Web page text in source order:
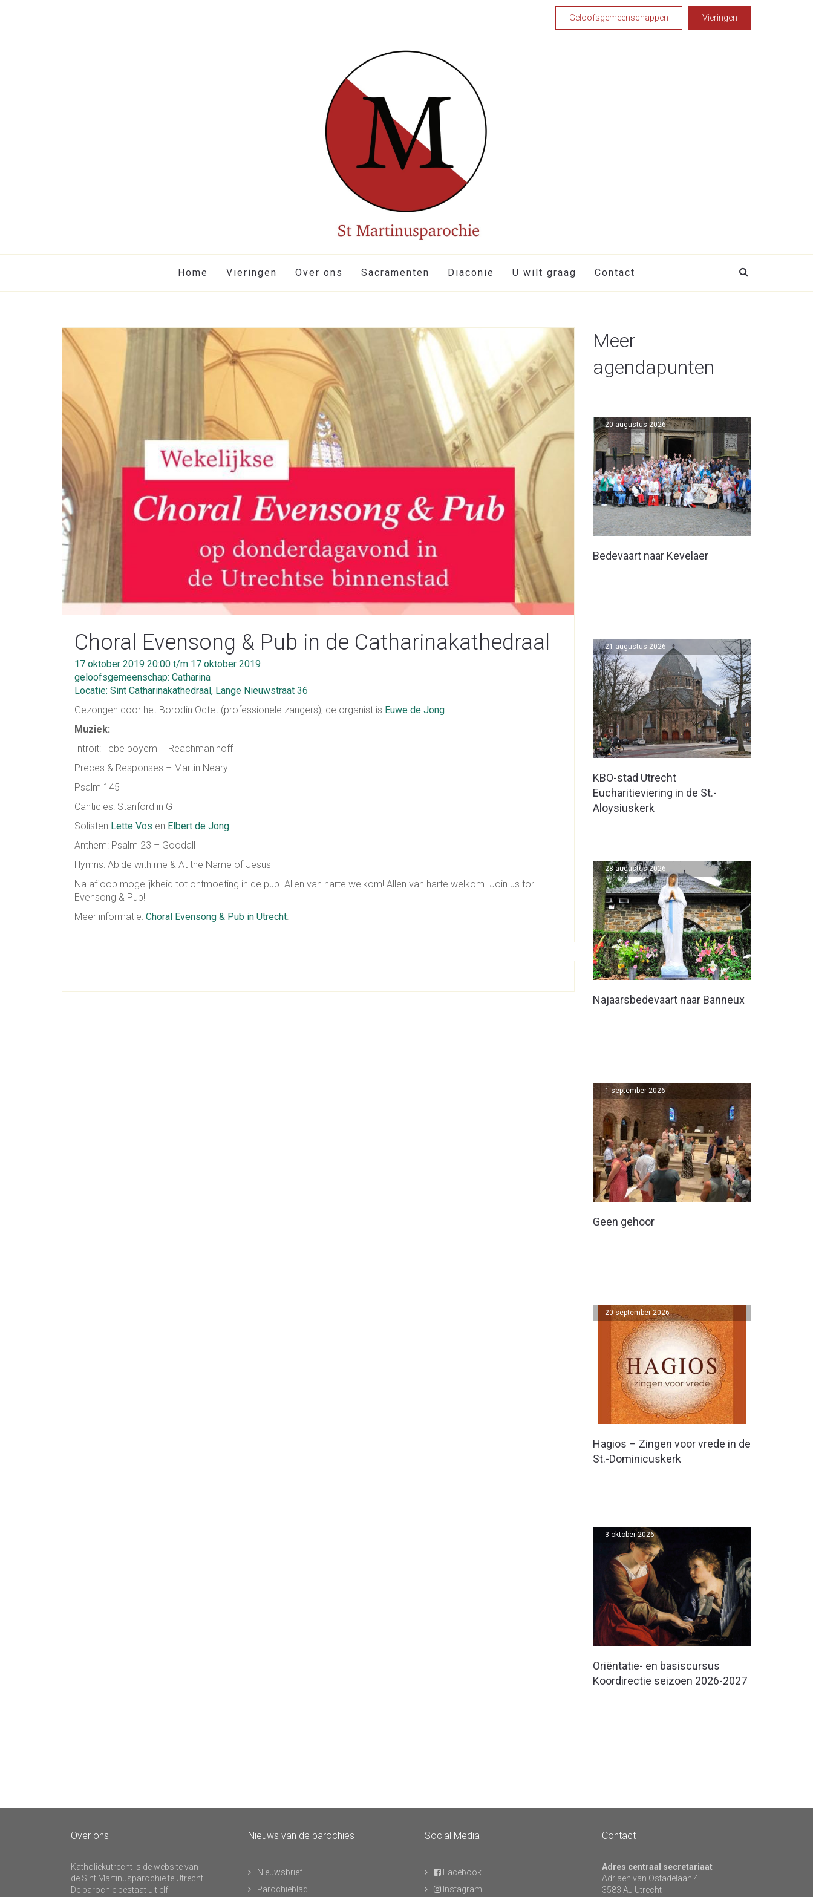
Geloofsgemeenschappen Vieringen
Home Vieringen Over ons Sacramenten Diaconie U wilt graag Contact
Choral Evensong & Pub in de Catharinakathedraal
17 oktober 2019 20:00 t/m 17 oktober 2019
geloofsgemeenschap: Catharina
Locatie: Sint Catharinakathedraal, Lange Nieuwstraat 36
Gezongen door het Borodin Octet (professionele zangers), de organist is Euwe de Jong.
Muziek:
Introit: Tebe poyem – Reachmaninoff
Preces & Responses – Martin Neary
Psalm 145
Canticles: Stanford in G
Solisten Lette Vos en Elbert de Jong
Anthem: Psalm 23 – Goodall
Hymns: Abide with me & At the Name of Jesus
Na afloop mogelijkheid tot ontmoeting in de pub. Allen van harte welkom! Allen van harte welkom. Join us for
Evensong & Pub!
Meer informatie: Choral Evensong & Pub in Utrecht.
Meer
agendapunten
Bedevaart naar Kevelaer
20 augustus 2026
KBO-stad Utrecht
Eucharitieviering in de St.-
Aloysiuskerk
21 augustus 2026
Najaarsbedevaart naar Banneux
28 augustus 2026
Geen gehoor
1 september 2026
Hagios – Zingen voor vrede in de
St.-Dominicuskerk
20 september 2026
Oriëntatie- en basiscursus
Koordirectie seizoen 2026-2027
3 oktober 2026
Over ons
Katholiekutrecht is de website van
de Sint Martinusparochie te Utrecht.
De parochie bestaat uit elf
Nieuws van de parochies
Nieuwsbrief
Parochieblad
Social Media
Facebook
Instagram
Contact
Adres centraal secretariaat
Adriaen van Ostadelaan 4
3583 AJ Utrecht